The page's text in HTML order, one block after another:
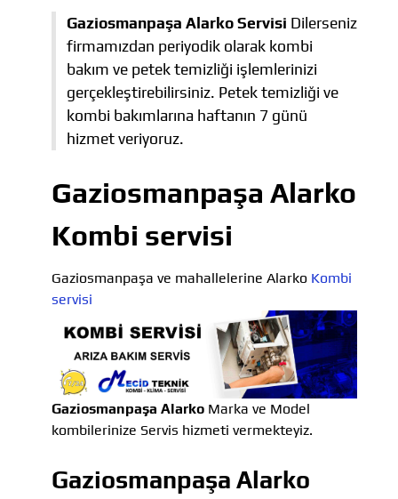
Gaziosmanpaşa Alarko Servisi Dilerseniz
firmamızdan periyodik olarak kombi
bakım ve petek temizliği işlemlerinizi
gerçekleştirebilirsiniz. Petek temizliği ve
kombi bakımlarına haftanın 7 günü
hizmet veriyoruz.
Gaziosmanpaşa Alarko
Kombi servisi
Gaziosmanpaşa ve mahallelerine Alarko Kombi
servisi
Gaziosmanpaşa Alarko Marka ve Model
kombilerinize Servis hizmeti vermekteyiz.
Gaziosmanpaşa Alarko